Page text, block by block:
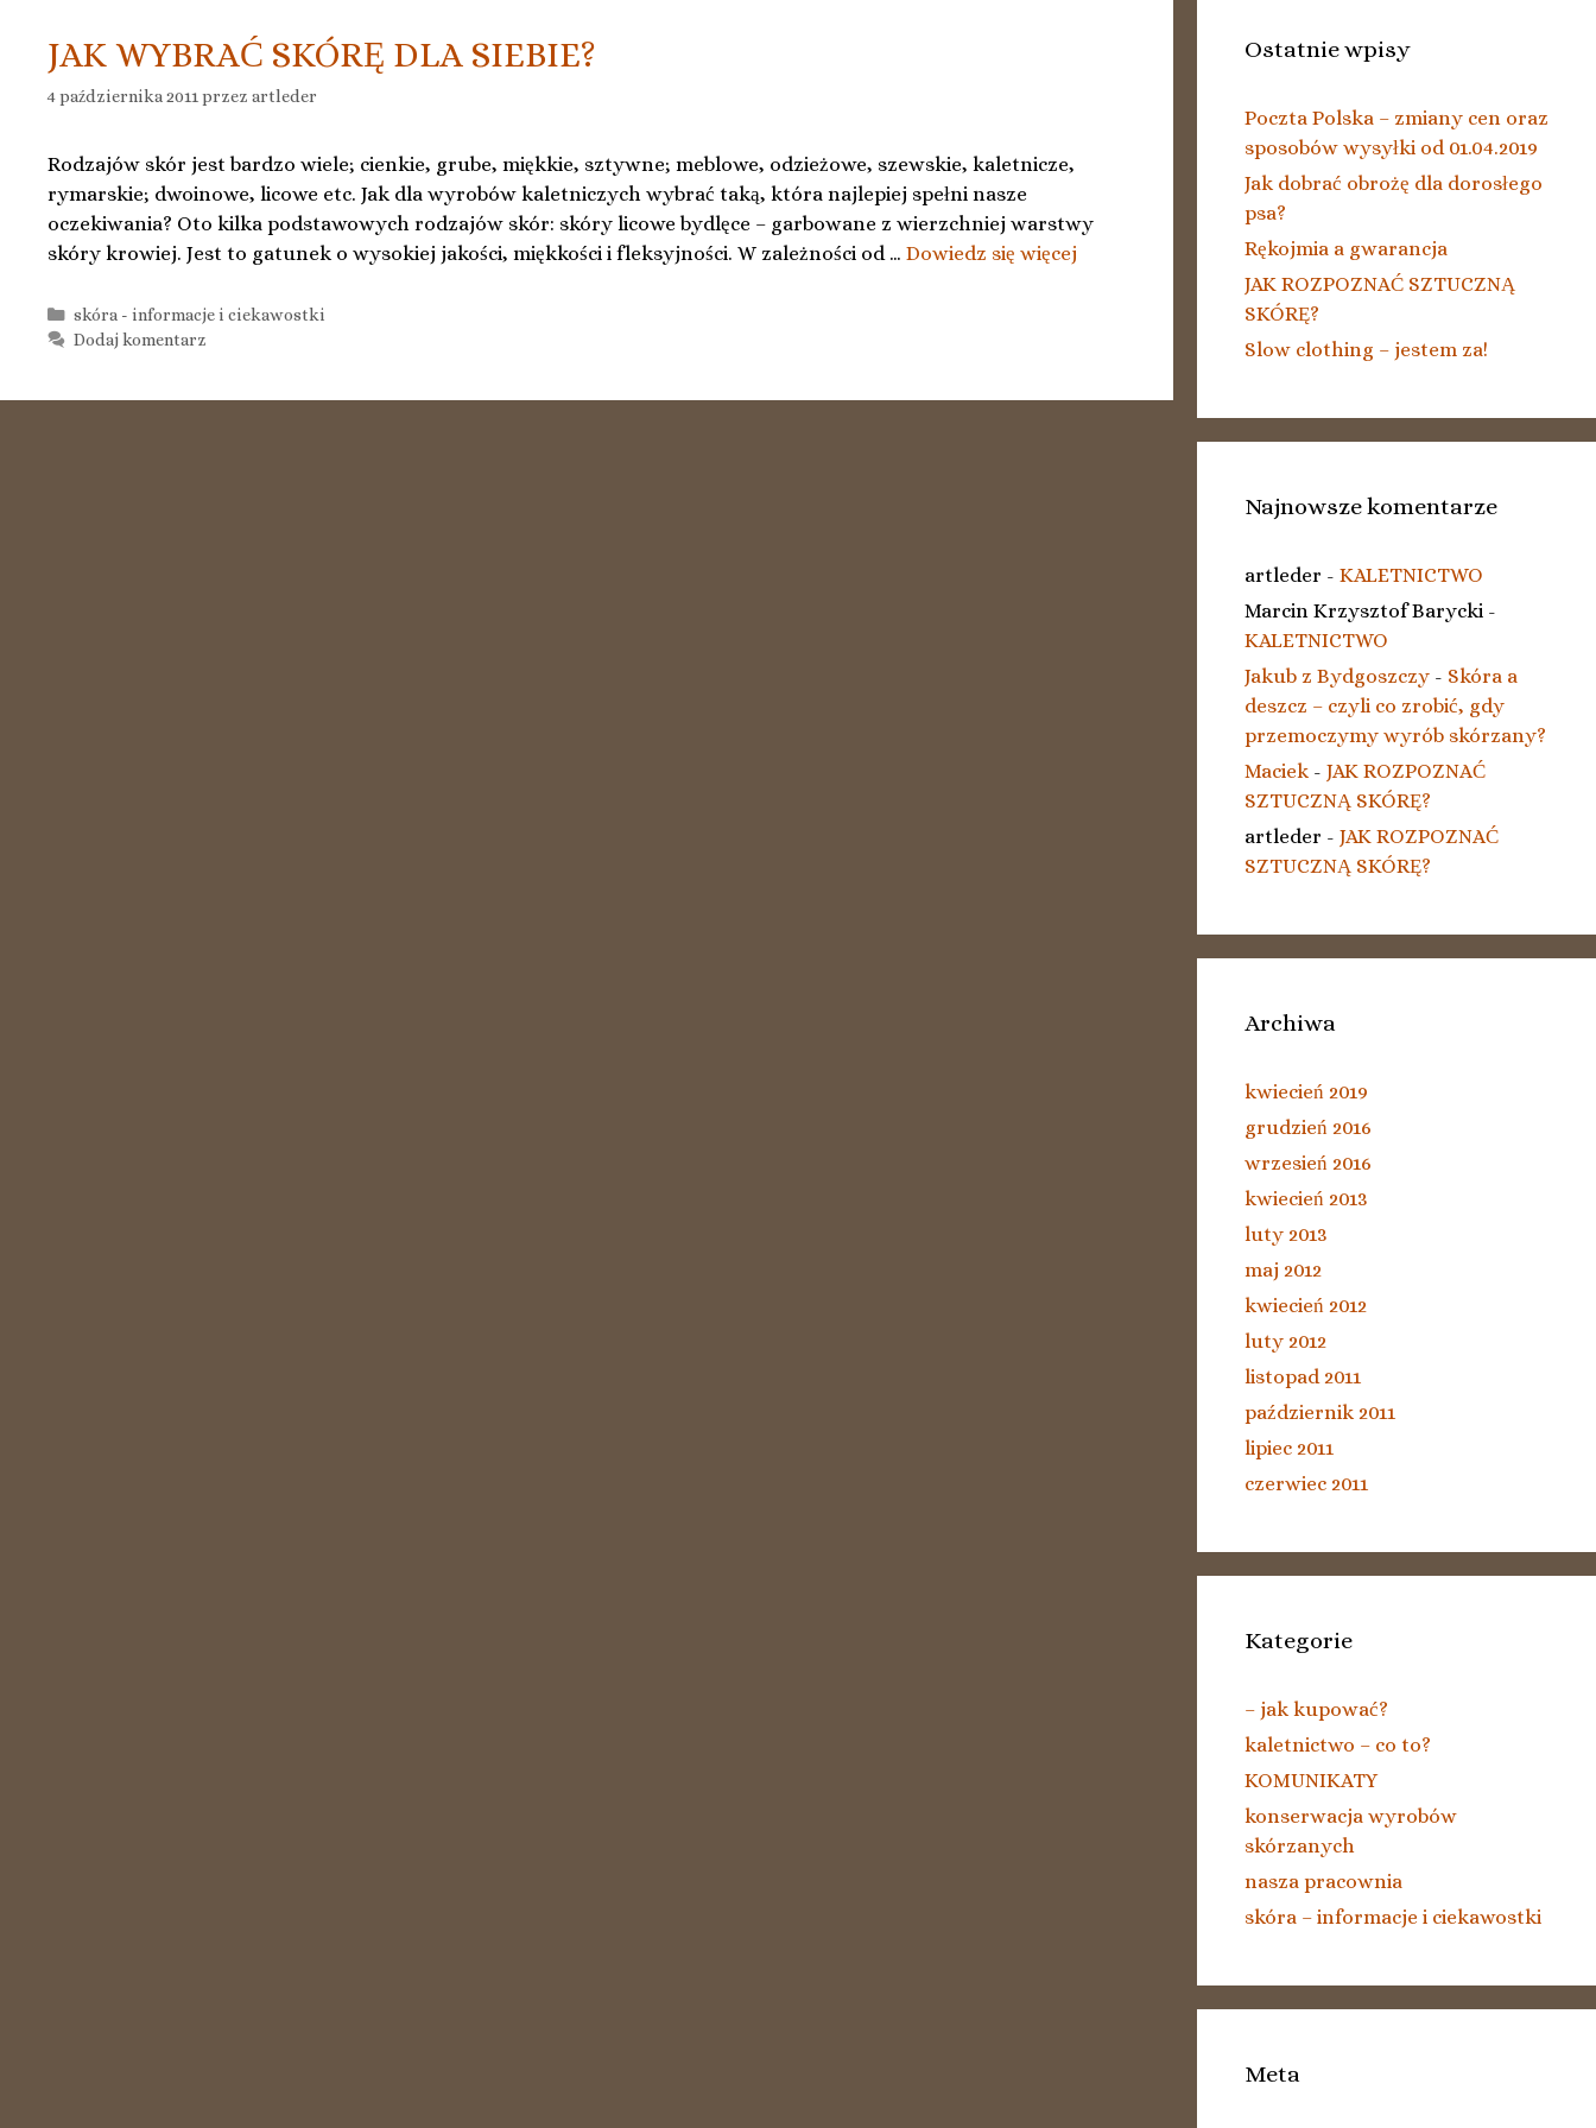
JAK WYBRAĆ SKÓRĘ DLA SIEBIE?
4 października 2011przez artleder
Rodzajów skór jest bardzo wiele; cienkie, grube, miękkie, sztywne; meblowe, odzieżowe, szewskie, kaletnicze,
rymarskie; dwoinowe, licowe etc. Jak dla wyrobów kaletniczych wybrać taką, która najlepiej spełni nasze
oczekiwania? Oto kilka podstawowych rodzajów skór: skóry licowe bydlęce – garbowane z wierzchniej warstwy
skóry krowiej. Jest to gatunek o wysokiej jakości, miękkości i fleksyjności. W zależności od … Dowiedz się więcej
Kategorie
skóra - informacje i ciekawostki
Dodaj komentarz
Ostatnie wpisy
Poczta Polska – zmiany cen oraz
sposobów wysyłki od 01.04.2019
Jak dobrać obrożę dla dorosłego
psa?
Rękojmia a gwarancja
JAK ROZPOZNAĆ SZTUCZNĄ
SKÓRĘ?
Slow clothing – jestem za!
Najnowsze komentarze
artleder - KALETNICTWO
Marcin Krzysztof Barycki -
KALETNICTWO
Jakub z Bydgoszczy - Skóra a
deszcz – czyli co zrobić, gdy
przemoczymy wyrób skórzany?
Maciek - JAK ROZPOZNAĆ
SZTUCZNĄ SKÓRĘ?
artleder - JAK ROZPOZNAĆ
SZTUCZNĄ SKÓRĘ?
Archiwa
kwiecień 2019
grudzień 2016
wrzesień 2016
kwiecień 2013
luty 2013
maj 2012
kwiecień 2012
luty 2012
listopad 2011
październik 2011
lipiec 2011
czerwiec 2011
Kategorie
– jak kupować?
kaletnictwo – co to?
KOMUNIKATY
konserwacja wyrobów
skórzanych
nasza pracownia
skóra – informacje i ciekawostki
Meta